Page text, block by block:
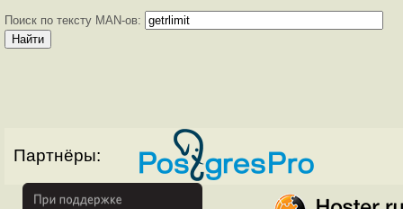
Поиск по тексту MAN-ов:
Партнёры: